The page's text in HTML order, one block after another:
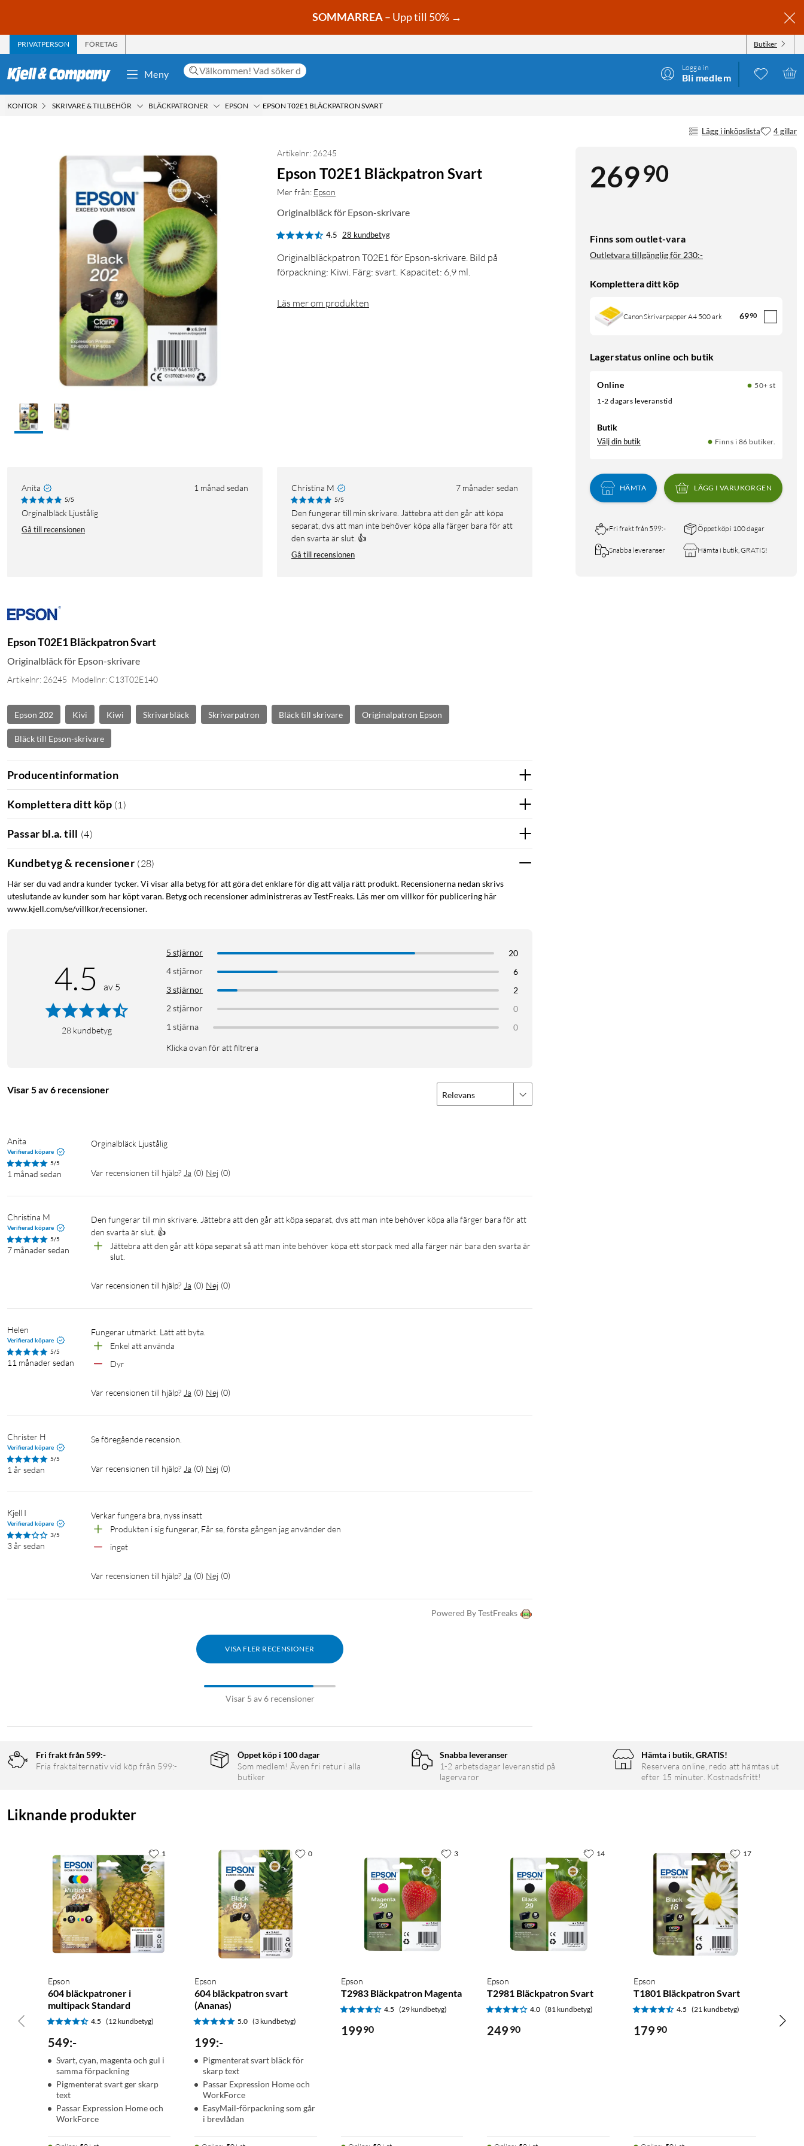
SOMMARREA– Upp till 50% →
PRIVATPERSON FÖRETAG Butiker
Meny
Logga in
Bli medlem
KONTOR SKRIVARE & TILLBEHÖR BLÄCKPATRONER EPSON EPSON T02E1 BLÄCKPATRON SVART
Lägg i inköpslista 4 gillar
26990
Finns som outlet-vara
Outletvara tillgänglig för230:-
Komplettera ditt köp
Canon Skrivarpapper A4 500 ark 6990
Lagerstatus online och butik
Online
50+ st
1-2 dagars leveranstid
Butik
Välj din butik Finns i 86 butiker.
HÄMTA LÄGG I VARUKORGEN
Fri frakt från 599:- Öppet köp i 100 dagar
Snabba leveranser Hämta i butik, GRATIS!
Artikelnr: 26245
Epson T02E1 Bläckpatron Svart
Mer från: Epson
Originalbläck för Epson-skrivare
4.5 28 kundbetyg
Originalbläckpatron T02E1 för Epson-skrivare. Bild på
förpackning: Kiwi. Färg: svart. Kapacitet: 6,9 ml.
Läs mer om produkten
Anita 1 månad sedan
5/5
Orginalbläck Ljustålig
Gå till recensionen
Christina M 7 månader sedan
5/5
Den fungerar till min skrivare. Jättebra att den går att köpa
separat, dvs att man inte behöver köpa alla färger bara för att
den svarta är slut. 👍
Gå till recensionen
Epson T02E1 Bläckpatron Svart
Originalbläck för Epson-skrivare
Artikelnr: 26245 Modellnr: C13T02E140
Epson 202 Kivi Kiwi Skrivarbläck Skrivarpatron Bläck till skrivare Originalpatron Epson
Bläck till Epson-skrivare
Producentinformation
Komplettera ditt köp (1 )
Passar bl.a. till (4)
Kundbetyg & recensioner (28)
Här ser du vad andra kunder tycker. Vi visar alla betyg för att göra det enklare för dig att välja rätt produkt. Recensionerna nedan skrivs
uteslutande av kunder som har köpt varan. Betyg och recensioner administreras av TestFreaks. Läs mer om villkor för publicering här
www.kjell.com/se/villkor/recensioner.
4.5 av 5
28 kundbetyg
5 stjärnor
20
4 stjärnor
6
3 stjärnor
2
2 stjärnor
0
1 stjärna
0
Klicka ovan för att filtrera
Visar 5 av 6 recensioner Relevans
Anita
Verifierad köpare
5/5
1 månad sedan
Orginalbläck Ljustålig
Var recensionen till hjälp? Ja (0) Nej (0)
Christina M
Verifierad köpare
5/5
7 månader sedan
Den fungerar till min skrivare. Jättebra att den går att köpa separat, dvs att man inte behöver köpa alla färger bara för att
den svarta är slut. 👍
Jättebra att den går att köpa separat så att man inte behöver köpa ett storpack med alla färger när bara den svarta är
slut.
Var recensionen till hjälp? Ja (0) Nej (0)
Helen
Verifierad köpare
5/5
11 månader sedan
Fungerar utmärkt. Lätt att byta.
Enkel att använda
Dyr
Var recensionen till hjälp? Ja (0) Nej (0)
Christer H
Verifierad köpare
5/5
1 år sedan
Se föregående recension.
Var recensionen till hjälp? Ja (0) Nej (0)
Kjell I
Verifierad köpare
3/5
3 år sedan
Verkar fungera bra, nyss insatt
Produkten i sig fungerar, Får se, första gången jag använder den
inget
Var recensionen till hjälp? Ja (0) Nej (0)
Powered By TestFreaks
VISA FLER RECENSIONER
Visar 5 av 6 recensioner
Fri frakt från 599:-
Fria fraktalternativ vid köp från 599:-
Öppet köp i 100 dagar
Som medlem! Även fri retur i alla
butiker
Snabba leveranser
1-2 arbetsdagar leveranstid på
lagervaror
Hämta i butik, GRATIS!
Reservera online, redo att hämtas ut
efter 15 minuter. Kostnadsfritt!
Liknande produkter
Epson
604 bläckpatroner i
multipack Standard
4.5 (12 kundbetyg)
549:-
Svart, cyan, magenta och gul i
samma förpackning
Pigmenterat svart ger skarp
text
Passar Expression Home och
WorkForce
1
Epson
604 bläckpatron svart
(Ananas)
5.0 (3 kundbetyg)
199:-
Pigmenterat svart bläck för
skarp text
Passar Expression Home och
WorkForce
EasyMail-förpackning som går
i brevlådan
0
Epson
T2983 Bläckpatron Magenta
4.5 (29 kundbetyg)
19990
3
Epson
T2981 Bläckpatron Svart
4.0 (81 kundbetyg)
249 90
14
Epson
T1801 Bläckpatron Svart
4.5 (21 kundbetyg)
179 90
17